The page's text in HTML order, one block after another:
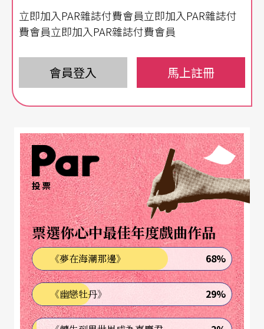
招考新人十七名，提供優渥的薪資及出路保障，從
事傳統劇藝及現代劇場觀念、技術的培訓，師資包
括廖瓊枝、呂仁愛、莊進才、林松輝、學者林茂賢
及法國默劇出身的孫麗翠等。預計以兩年爲期，承
習目前宜蘭僅存的四齣傳統戲碼《呂蒙正》、《陳
戲、四平戲、跳鍾馗，並計畫每年推出一齣新創的
現代歌仔戲。首次演出定在明年五月底。
〔中國大陸〕
鄭小瑛辭職專心辦「愛樂女」
著名女指揮家鄭小瑛，最近已辭去北京中央歌劇院
首席指揮的職務，專心投入「愛樂女」室内樂團的
工作。
立即加入PAR雜誌付費會員立即加入PAR雜誌付
費會員立即加入PAR雜誌付費會員
會員登入 馬上註冊
投票
票選你心中最佳年度戲曲作品
《夢在海潮那邊》 68%
《幽戀牡丹》 29%